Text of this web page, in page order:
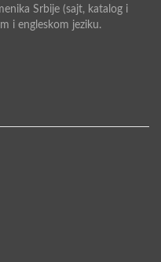
Srbije (sajt, katalog i
i engleskom jeziku.